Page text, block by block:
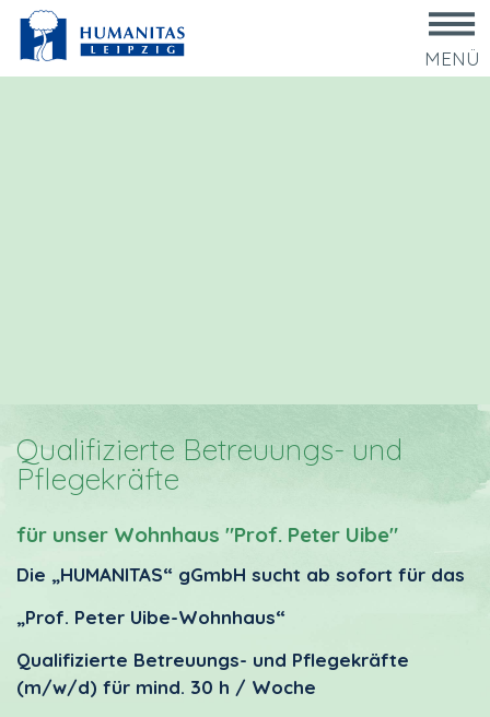
MENÜ
Qualifizierte Betreuungs- und
Pflegekräfte
für unser Wohnhaus "Prof. Peter Uibe"
Die „HUMANITAS“ gGmbH sucht ab sofort für das
„Prof. Peter Uibe-Wohnhaus“
Qualifizierte Betreuungs- und Pflegekräfte
(m/w/d) für mind. 30 h / Woche